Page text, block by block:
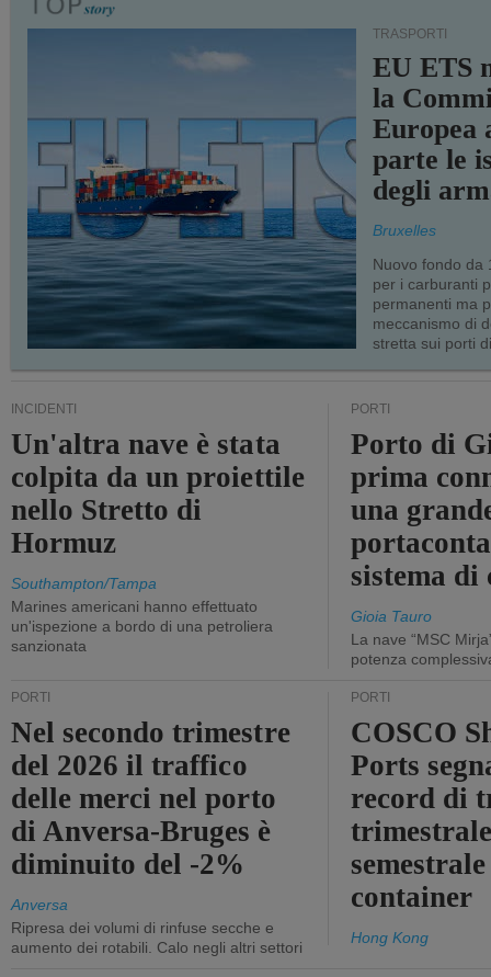
TRASPORTI
EU ETS
la
Europea
parte le
degli
Bruxelles
Nuovo fondo da
per i carburanti
permanenti ma
meccanismo di
stretta sui porti
INCIDENTI
Un'altra nave è stata
colpita da un proiettile
nello Stretto di
Hormuz
Southampton/Tampa
Marines americani hanno effettuato
un'ispezione a bordo di una petroliera
sanzionata
PORTI
Porto di
prima
una
sistema
Gioia Tauro
La nave “MSC
potenza
PORTI
Nel secondo trimestre
del 2026 il traffico
delle merci nel porto
di Anversa-Bruges è
diminuito del -2%
Anversa
Ripresa dei volumi di rinfuse secche e
aumento dei rotabili. Calo negli altri settori
PORTI
COSCO
Ports
record di
container
Hong Kong